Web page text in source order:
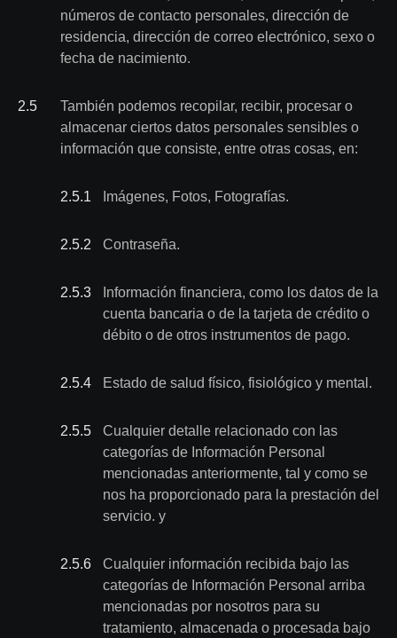
números de contacto personales, dirección de
residencia, dirección de correo electrónico, sexo o
fecha de nacimiento.
2.5
También podemos recopilar, recibir, procesar o
almacenar ciertos datos personales sensibles o
información que consiste, entre otras cosas, en:
2.5.1 Imágenes, Fotos, Fotografías.
2.5.2 Contraseña.
2.5.3
Información financiera, como los datos de la
cuenta bancaria o de la tarjeta de crédito o
débito o de otros instrumentos de pago.
2.5.4 Estado de salud físico, fisiológico y mental.
2.5.5
Cualquier detalle relacionado con las
categorías de Información Personal
mencionadas anteriormente, tal y como se
nos ha proporcionado para la prestación del
servicio. y
2.5.6
Cualquier información recibida bajo las
categorías de Información Personal arriba
mencionadas por nosotros para su
tratamiento, almacenada o procesada bajo